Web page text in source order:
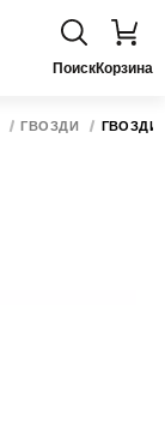
ПоискКорзина
ГВОЗДИ ГВОЗДИ